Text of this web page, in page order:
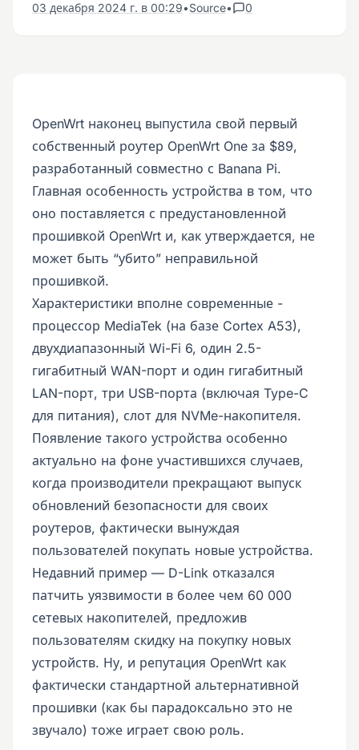
03 декабря 2024 г. в 00:29•Source• 0
OpenWrt наконец выпустила свой первый
собственный роутер OpenWrt One за $89,
разработанный совместно с Banana Pi.
Главная особенность устройства в том, что
оно поставляется с предустановленной
прошивкой OpenWrt и, как утверждается, не
может быть “убито” неправильной
прошивкой.
Характеристики вполне современные -
процессор MediaTek (на базе Cortex A53),
двухдиапазонный Wi-Fi 6, один 2.5-
гигабитный WAN-порт и один гигабитный
LAN-порт, три USB-порта (включая Type-C
для питания), слот для NVMe-накопителя.
Появление такого устройства особенно
актуально на фоне участившихся случаев,
когда производители прекращают выпуск
обновлений безопасности для своих
роутеров, фактически вынуждая
пользователей покупать новые устройства.
Недавний пример — D-Link отказался
патчить уязвимости в более чем 60 000
сетевых накопителей, предложив
пользователям скидку на покупку новых
устройств. Ну, и репутация OpenWrt как
фактически стандартной альтернативной
прошивки (как бы парадоксально это не
звучало) тоже играет свою роль.